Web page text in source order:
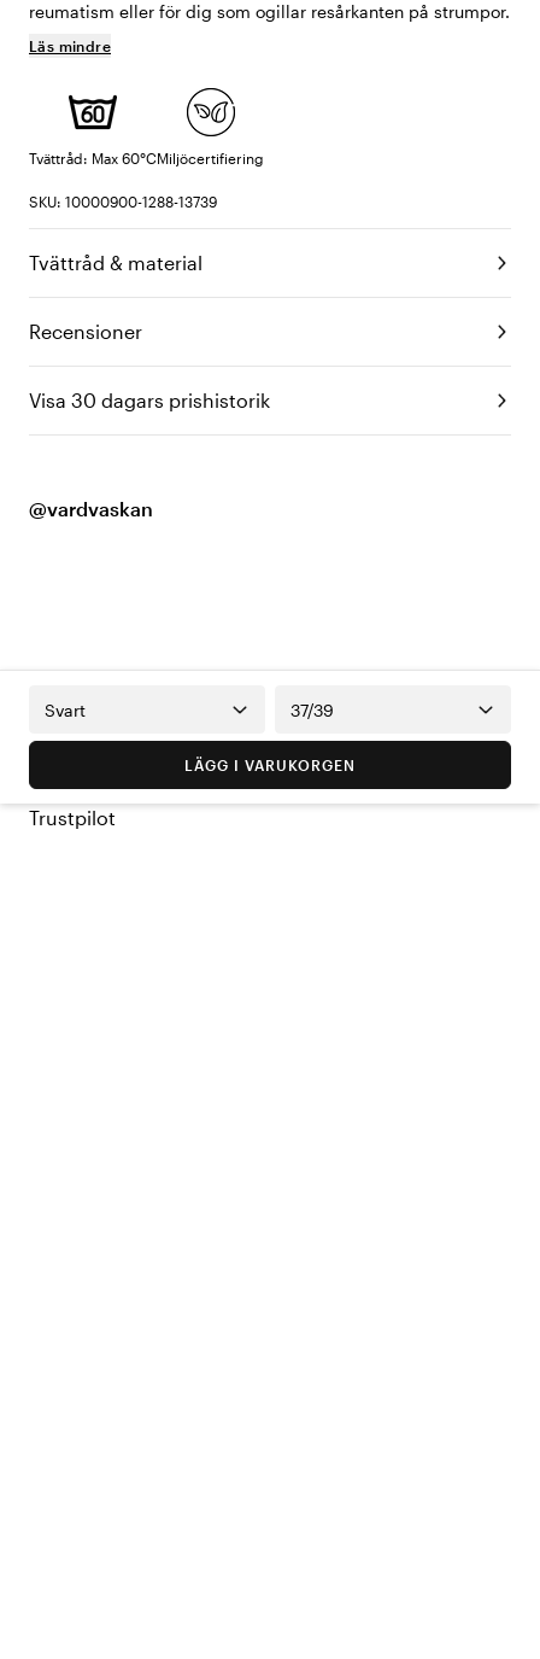
reumatism eller för dig som ogillar resårkanten på strumpor.
Läs mindre
Tvättråd: Max 60°CMiljöcertifiering
SKU: 10000900-1288-13739
Tvättråd & material
Recensioner
Visa 30 dagars prishistorik
@vardvaskan
Svart 37/39
LÄGG I VARUKORGEN
Trustpilot